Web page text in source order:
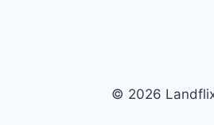
© 2026